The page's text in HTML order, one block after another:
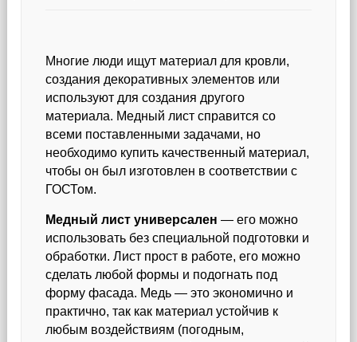
Многие люди ищут материал для кровли,
создания декоративных элементов или
используют для создания другого
материала. Медный лист справится со
всеми поставленными задачами, но
необходимо купить качественный материал,
чтобы он был изготовлен в соответствии с
ГОСТом.
Медный лист универсален — его можно
использовать без специальной подготовки и
обработки. Лист прост в работе, его можно
сделать любой формы и подогнать под
форму фасада. Медь — это экономично и
практично, так как материал устойчив к
любым воздействиям (погодным,